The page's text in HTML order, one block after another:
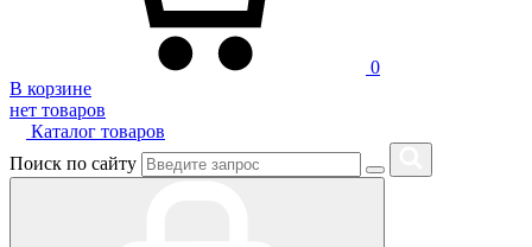
0
В корзине
нет товаров
Каталог товаров
Поиск по сайту